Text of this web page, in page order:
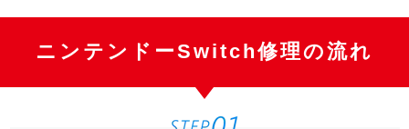
ニンテンドーSwitch修理の流れ